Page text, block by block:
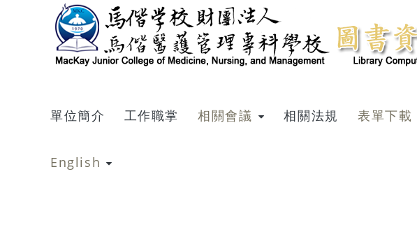
跳到主要內容
單位簡介 工作職掌 相關會議 相關法規 表單下載
English